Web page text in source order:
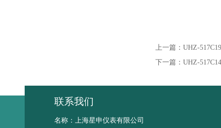
上一篇： UHZ-
下一篇： UHZ-
联系我们
名称：上海星申仪表有限公司